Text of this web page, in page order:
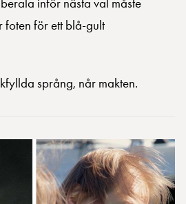
inför nästa val måste
foten för ett blå-gult
språng, når makten.